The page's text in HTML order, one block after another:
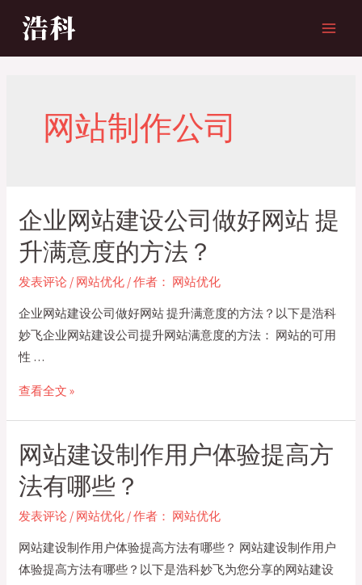
内
网站制作公司
企业网站建设公司做好网站 提
升满意度的方法？
发表评论 / 网站优化 / 作者： 网站优化
企业网站建设公司做好网站 提升满意度的方法？以下是浩科
妙飞企业网站建设公司提升网站满意度的方法： 网站的可用
性 …
企
站
建
设
公
司
做
查看全文 »
网站建设制作用户体验提高方
法有哪些？
发表评论 / 网站优化 / 作者： 网站优化
网站建设制作用户体验提高方法有哪些？ 网站建设制作用户
体验提高方法有哪些？以下是浩科妙飞为您分享的网站建设